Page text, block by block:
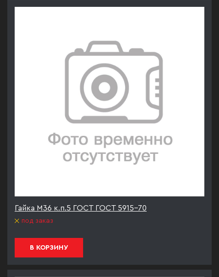
Гайка М36 к.п.5 ГОСТ ГОСТ 5915-70
под заказ
В КОРЗИНУ